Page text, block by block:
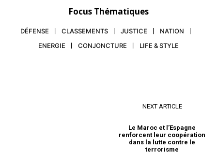
Focus Thématiques
DÉFENSE CLASSEMENTS JUSTICE
NATION
ENERGIE
CONJONCTURE LIFE & STYLE
NEXT ARTICLE
Le Maroc et l’Espagne
renforcent leur coopération
dans la lutte contre le
terrorisme